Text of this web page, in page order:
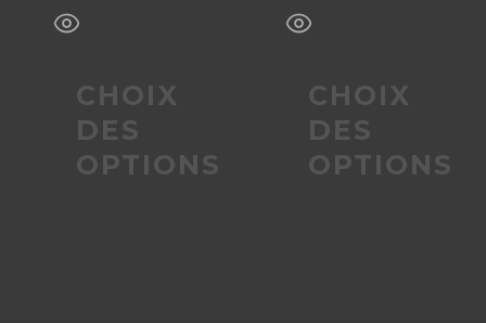
CHOIX
DES
OPTIONS
page
du
produit
CHOIX
DES
OPTIONS
page
du
produit